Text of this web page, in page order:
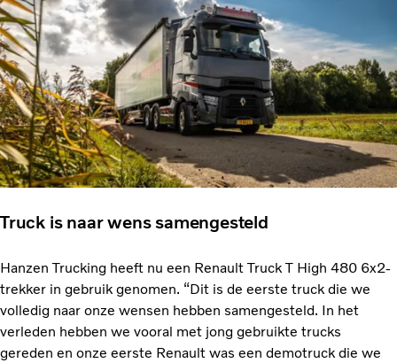
Truck is naar wens samengesteld
Hanzen Trucking heeft nu een Renault Truck T High 480 6x2-
trekker in gebruik genomen. “Dit is de eerste truck die we
volledig naar onze wensen hebben samengesteld. In het
verleden hebben we vooral met jong gebruikte trucks
gereden en onze eerste Renault was een demotruck die we